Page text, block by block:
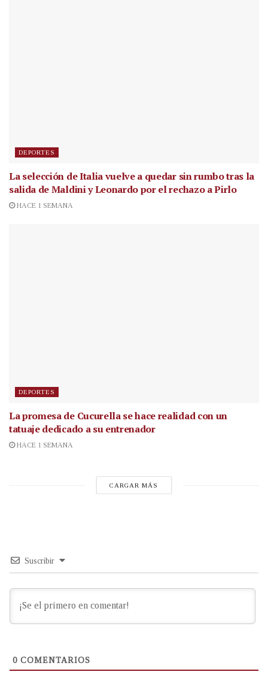
DEPORTES
La selección de Italia vuelve a quedar sin rumbo tras la
salida de Maldini y Leonardo por el rechazo a Pirlo
HACE 1 SEMANA
DEPORTES
La promesa de Cucurella se hace realidad con un
tatuaje dedicado a su entrenador
HACE 1 SEMANA
CARGAR MÁS
Suscribir
0 COMENTARIOS